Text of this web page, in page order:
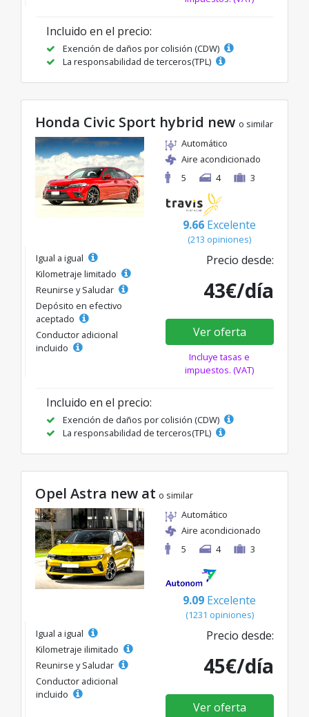
Incluido en el precio:
Exención de daños por colisión (CDW)
La responsabilidad de terceros(TPL)
Honda Civic Sport hybrid new o similar
Automático
Aire acondicionado
5
4 3
9.66 Excelente
(213 opiniones)
Igual a igual
Kilometraje limitado
Reunirse y Saludar
Depósito en efectivo
aceptado
Conductor adicional
incluido
Precio desde:
43€/día
Ver oferta
Incluye tasas e
impuestos. (VAT)
Incluido en el precio:
Exención de daños por colisión (CDW)
La responsabilidad de terceros(TPL)
Opel Astra new at o similar
Automático
Aire acondicionado
5
4 3
9.09 Excelente
(1231 opiniones)
Igual a igual
Kilometraje ilimitado
Reunirse y Saludar
Conductor adicional
incluido
Precio desde:
45€/día
Ver oferta